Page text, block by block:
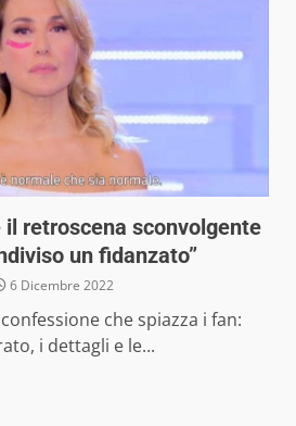
il retroscena sconvolgente
un fidanzato”
6 Dicembre 2022
che spiazza i fan:
i dettagli e le...